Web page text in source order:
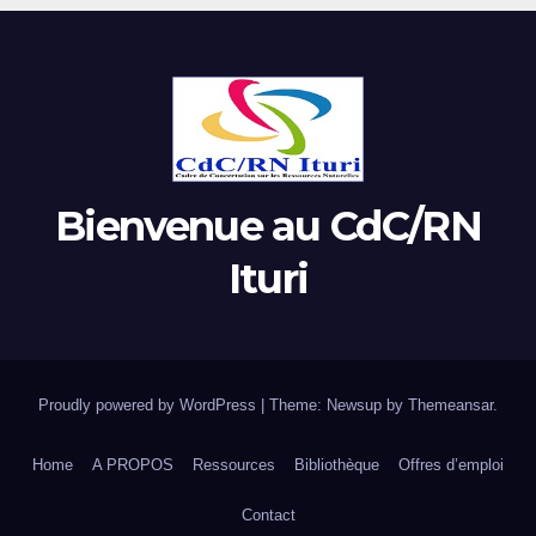
Bienvenue au CdC/RN
Ituri
Proudly powered by WordPress Theme: Newsup by Themeansar.
Home A PROPOS Ressources Bibliothèque Offres d’emploi
Contact